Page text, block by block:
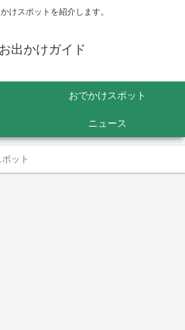
けスポットを紹介します。
出かけガイド
おでかけスポット
ニュース
ット